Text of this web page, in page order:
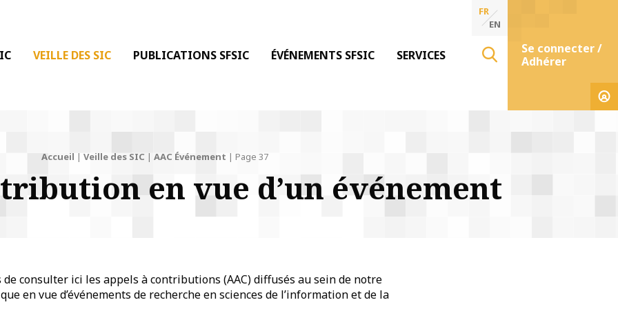
LA COMMUNICATION
VEILLE DES SIC PUBLICATIONS SFSIC ÉVÉNEMENTS SFSIC SERVICES
FR
EN
Se connecter /
Adhérer
Accueil | Veille des SIC | AAC Événement | Page 37
en vue d’un événement
de consulter ici les appels à contributions (AAC) diffusés au sein de notre
en vue d’événements de recherche en sciences de l’information et de la